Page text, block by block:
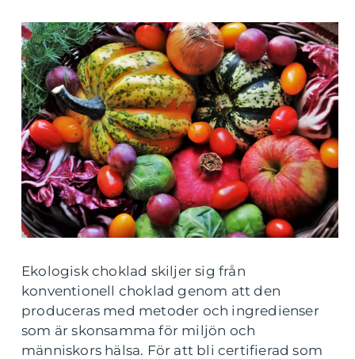
Ekologisk choklad skiljer sig från
konventionell choklad genom att den
produceras med metoder och ingredienser
som är skonsamma för miljön och
människors hälsa. För att bli certifierad som